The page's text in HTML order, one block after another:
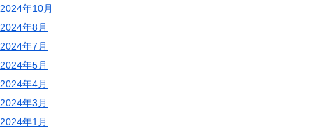
2024年10月
2024年8月
2024年7月
2024年5月
2024年4月
2024年3月
2024年1月